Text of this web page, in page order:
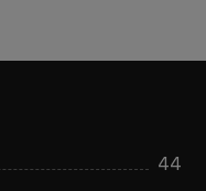
44